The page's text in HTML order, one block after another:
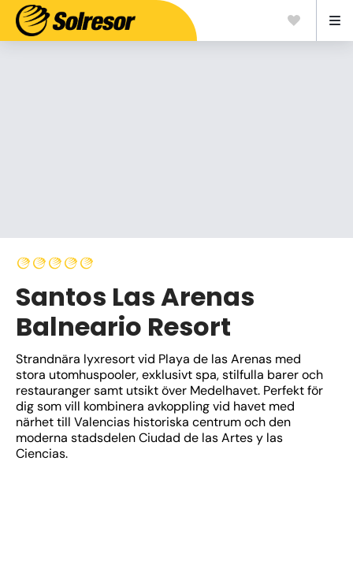
Santos Las Arenas
Balneario Resort
Strandnära lyxresort vid Playa de las Arenas med
stora utomhuspooler, exklusivt spa, stilfulla barer och
restauranger samt utsikt över Medelhavet. Perfekt för
dig som vill kombinera avkoppling vid havet med
närhet till Valencias historiska centrum och den
moderna stadsdelen Ciudad de las Artes y las
Ciencias.